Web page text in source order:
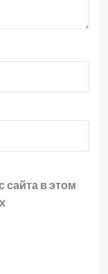
сайта в этом